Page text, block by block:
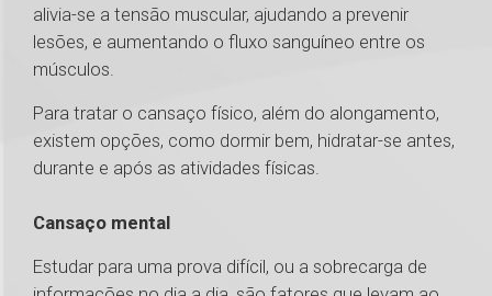
alivia-se a tensão muscular, ajudando a prevenir
lesões, e aumentando o fluxo sanguíneo entre os
músculos.
Para tratar o cansaço físico, além do alongamento,
existem opções, como dormir bem, hidratar-se antes,
durante e após as atividades físicas.
Cansaço mental
Estudar para uma prova difícil, ou a sobrecarga de